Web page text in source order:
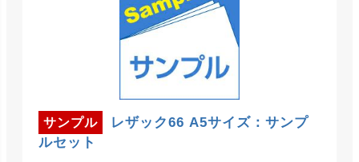
サンプル
レザック66 A5サイズ：サンプ
ルセット